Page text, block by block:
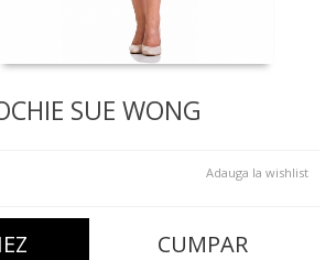
SUE WONG
Adauga la wishlist
CUMPAR